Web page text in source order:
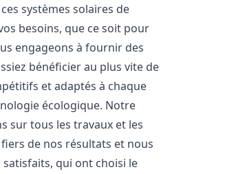
systèmes solaires de
besoins, que ce soit pour
engageons à fournir des
bénéficier au plus vite de
et adaptés à chaque
écologique. Notre
sur tous les travaux et les
de nos résultats et nous
qui ont choisi le